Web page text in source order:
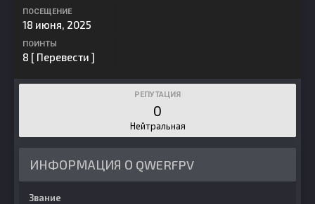
ПОСЕЩЕНИЕ
18 июня, 2025
ПОИНТЫ
8 [ Перевести ]
РЕПУТАЦИЯ
0
Нейтральная
ИНФОРМАЦИЯ О QWERFPV
Звание